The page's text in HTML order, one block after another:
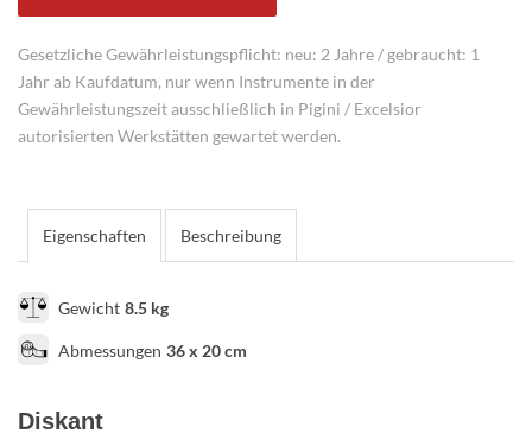
Gesetzliche Gewährleistungspflicht: neu: 2 Jahre / gebraucht: 1
Jahr ab Kaufdatum, nur wenn Instrumente in der
Gewährleistungszeit ausschließlich in Pigini / Excelsior
autorisierten Werkstätten gewartet werden.
Eigenschaften Beschreibung
Gewicht 8.5 kg
Abmessungen 36 x 20 cm
Diskant